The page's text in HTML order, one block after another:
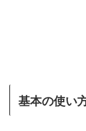
基本の使い